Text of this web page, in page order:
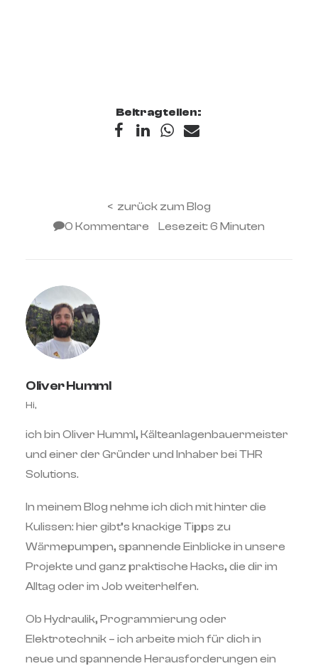
< zurück zum Blog
0 Kommentare
Lesezeit: 6 Minuten
Oliver Humml
Hi,
ich bin Oliver Humml, Kälteanlagenbauermeister
und einer der Gründer und Inhaber bei THR
Solutions.
In meinem Blog nehme ich dich mit hinter die
Kulissen: hier gibt’s knackige Tipps zu
Wärmepumpen, spannende Einblicke in unsere
Projekte und ganz praktische Hacks, die dir im
Alltag oder im Job weiterhelfen.
Ob Hydraulik, Programmierung oder
Elektrotechnik – ich arbeite mich für dich in
neue und spannende Herausforderungen ein